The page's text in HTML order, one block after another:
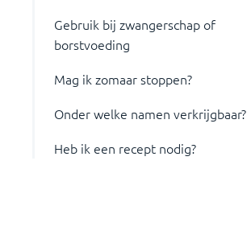
Gebruik bij zwangerschap of
borstvoeding
Mag ik zomaar stoppen?
Onder welke namen verkrijgbaar?
Heb ik een recept nodig?